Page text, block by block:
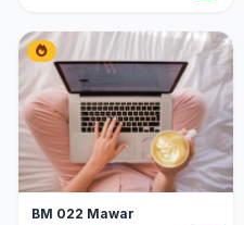
BM 022 Mawar